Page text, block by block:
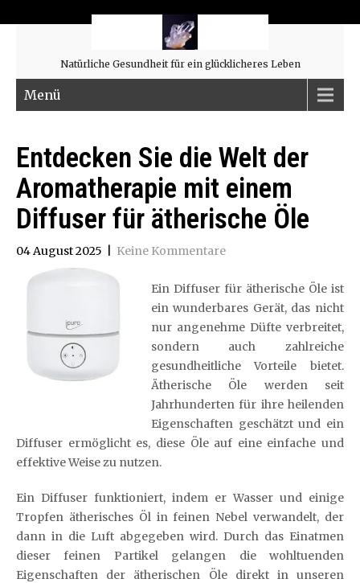
Natürliche Gesundheit für ein glücklicheres Leben
Menü
Entdecken Sie die Welt der
Aromatherapie mit einem
Diffuser für ätherische Öle
04 August 2025 Keine Kommentare
Ein Diffuser für ätherische Öle ist
ein wunderbares Gerät, das nicht
nur angenehme Düfte verbreitet,
sondern auch zahlreiche
gesundheitliche Vorteile bietet.
Ätherische Öle werden seit
Jahrhunderten für ihre heilenden
Eigenschaften geschätzt und ein
Diffuser ermöglicht es, diese Öle auf eine einfache und
effektive Weise zu nutzen.
Ein Diffuser funktioniert, indem er Wasser und einige
Tropfen ätherisches Öl in feinen Nebel verwandelt, der
dann in die Luft abgegeben wird. Durch das Einatmen
dieser feinen Partikel gelangen die wohltuenden
Eigenschaften der ätherischen Öle direkt in unseren